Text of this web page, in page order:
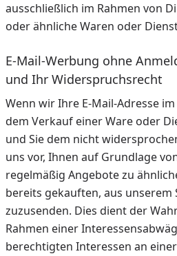
ausschließlich im Rahmen von
oder ähnliche Waren oder
E-Mail-Werbung ohne
und Ihr Widerspruchsrecht
Wenn wir Ihre E-Mail-Adresse
dem Verkauf einer Ware oder
und Sie dem nicht
uns vor, Ihnen auf Grundlage
regelmäßig Angebote zu
bereits gekauften, aus unserem
zuzusenden. Dies dient der
Rahmen einer
berechtigten Interessen an